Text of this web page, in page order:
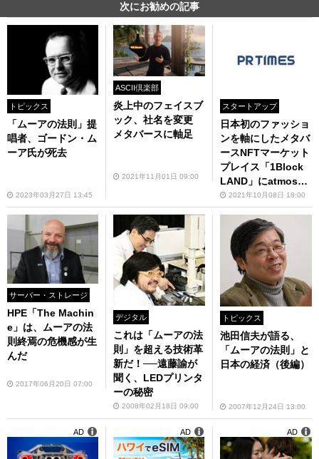
次にお勧めの記事
トピックス
「ムーアの法則」提
唱者、ゴードン・ム
ーア氏が死去
2023年03月27日 13:45
ASCII倶楽部
炎上中のフェイスブ
ック、社名を変更
メタバースに軸足
2021年11月01日 09:00
スタートアップ
日本初のファッショ
ンを軸にしたメタバ
ースNFTマーケット
プレイス「1Block
LAND」にatmosと
のコラボ バーチャ
ルスニーカーを発売
2021年10月08日 18:00
サーバー・ストレージ
HPE「The Machin
e」は、ムーアの法
則終焉の危機感が生
んだ
2017年06月20日 07:00
デジタル
これは「ムーアの法
則」を超える技術革
新だ！──遠藤諭が
聞く、LEDプリンタ
ーの秘密
2008年02月18日 09:00
トピックス
池田信夫が語る、
「ムーアの法則」と
日本の経済（後編）
2007年12月24日 13:00
AD AD AD